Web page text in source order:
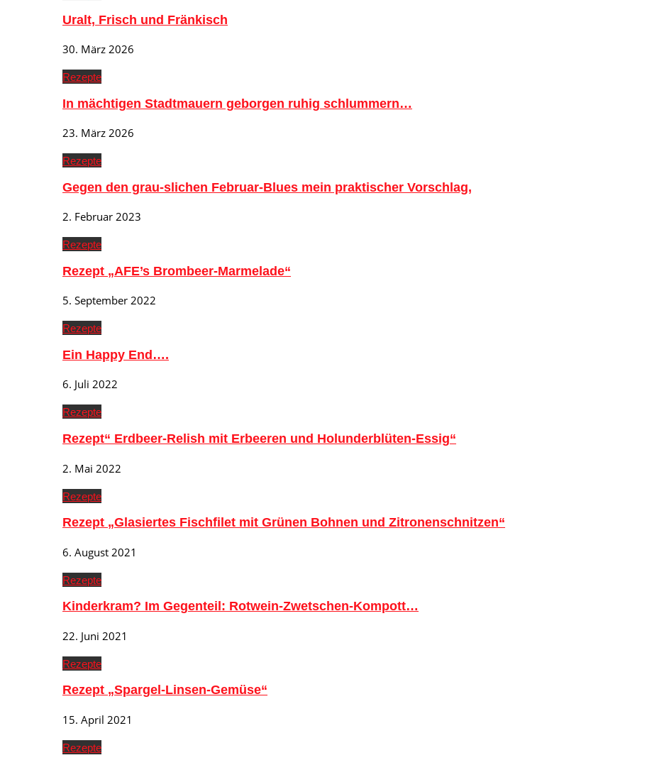
Uralt, Frisch und Fränkisch
30. März 2026
Rezepte
In mächtigen Stadtmauern geborgen ruhig schlummern…
23. März 2026
Rezepte
Gegen den grau-slichen Februar-Blues mein praktischer Vorschlag,
2. Februar 2023
Rezepte
Rezept „AFE’s Brombeer-Marmelade“
5. September 2022
Rezepte
Ein Happy End….
6. Juli 2022
Rezepte
Rezept“ Erdbeer-Relish mit Erbeeren und Holunderblüten-Essig“
2. Mai 2022
Rezepte
Rezept „Glasiertes Fischfilet mit Grünen Bohnen und Zitronenschnitzen“
6. August 2021
Rezepte
Kinderkram? Im Gegenteil: Rotwein-Zwetschen-Kompott…
22. Juni 2021
Rezepte
Rezept „Spargel-Linsen-Gemüse“
15. April 2021
Rezepte